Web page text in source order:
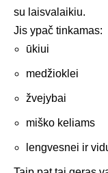
su laisvalaikiu.
Jis ypač tinkamas:
ūkiui
medžioklei
žvejybai
miško keliams
lengvesnei ir